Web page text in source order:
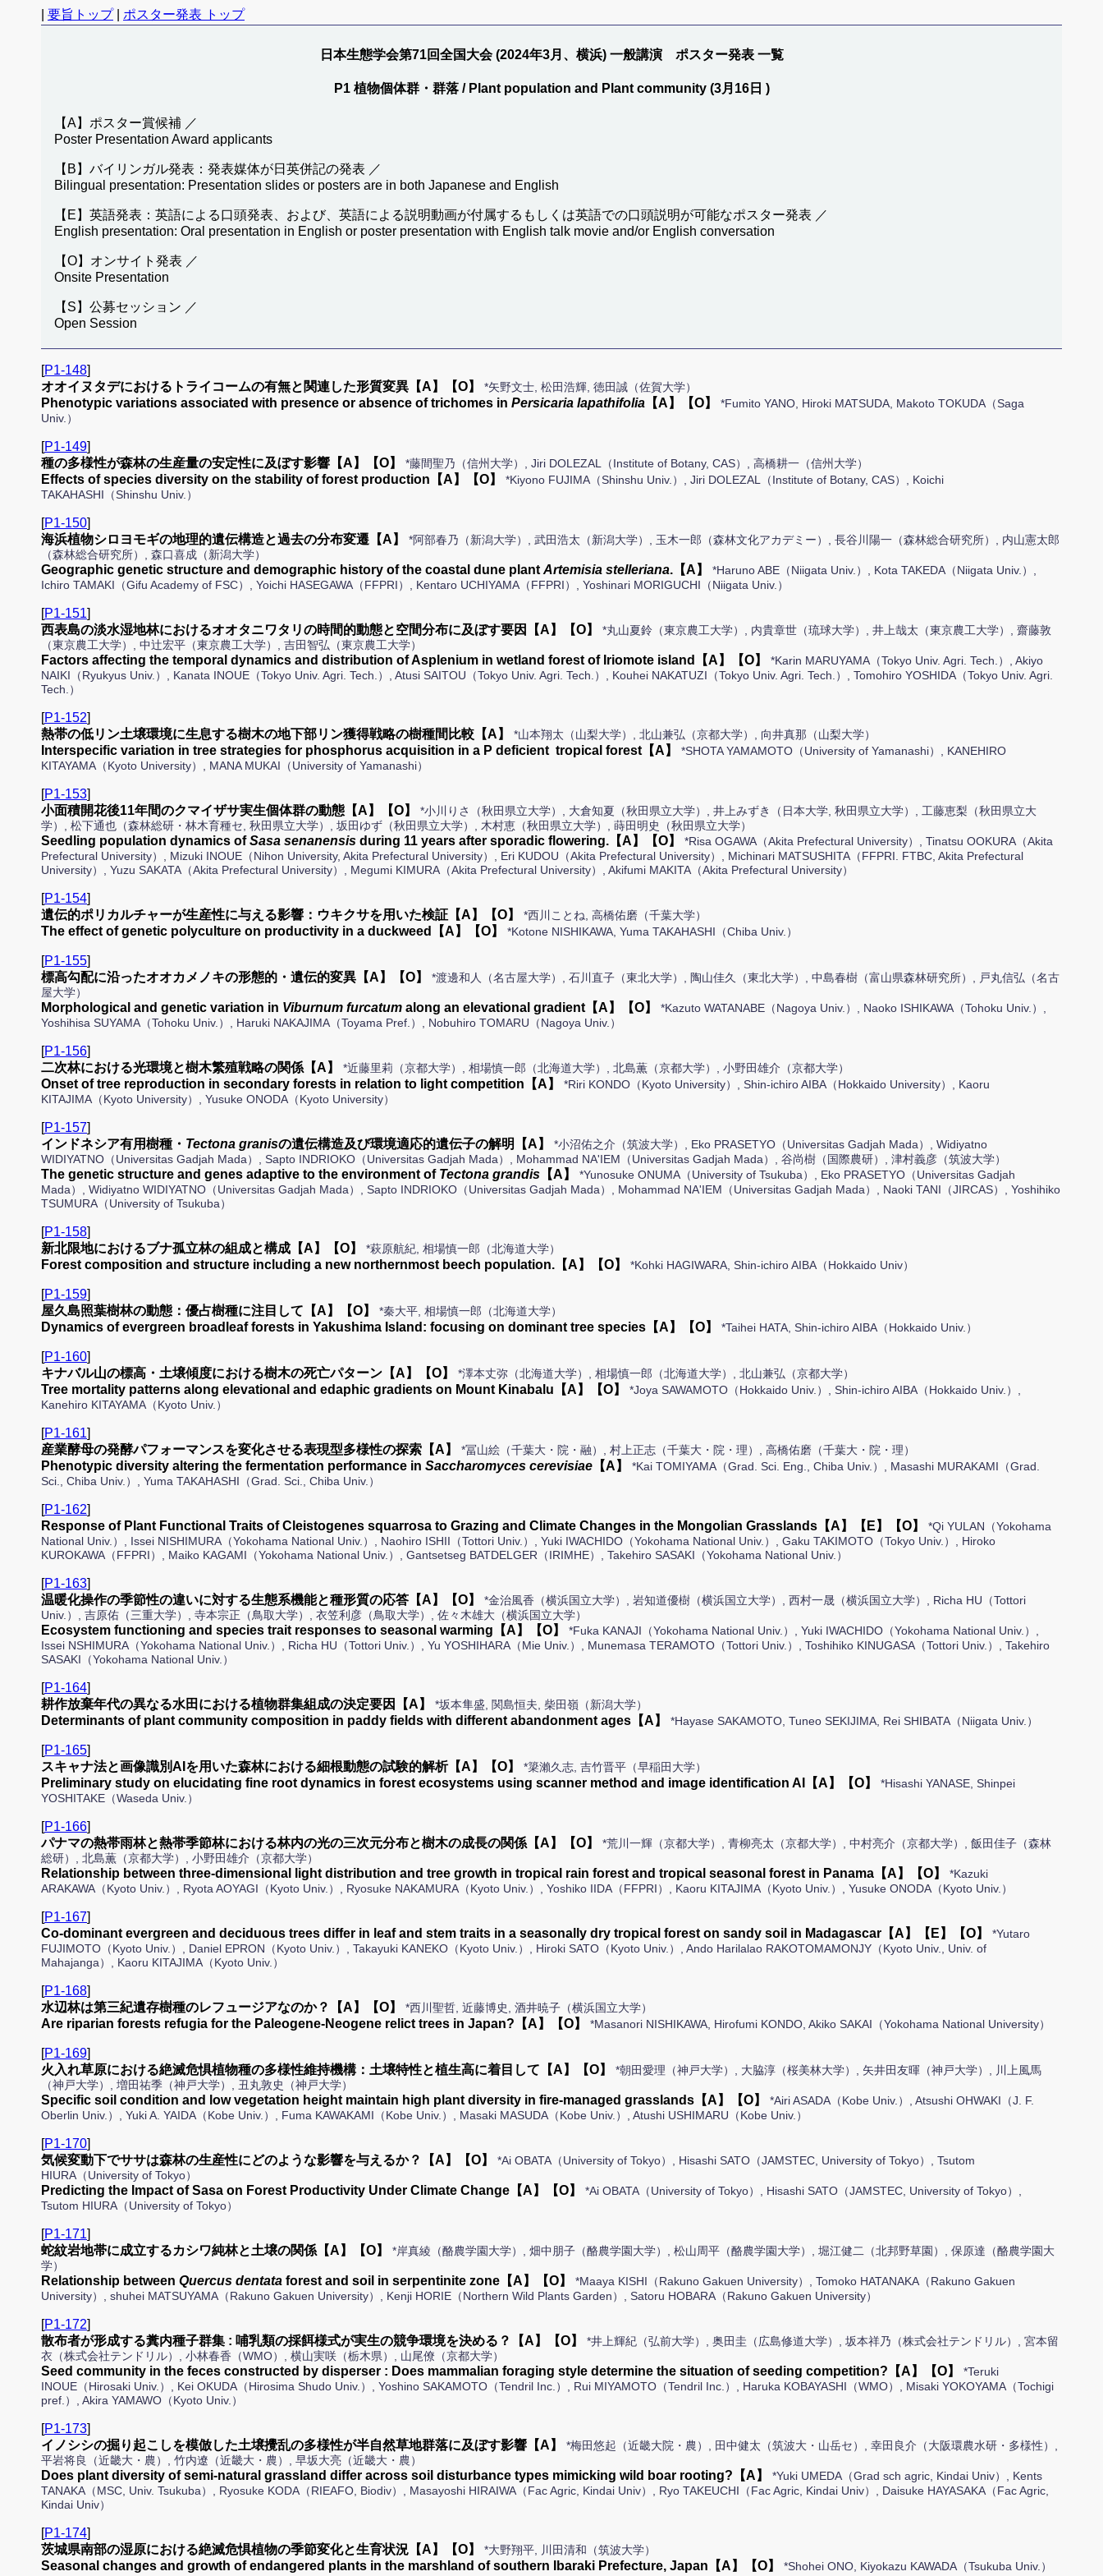
要旨トップ| ポスター発表 トップ
日本生態学会第71回全国大会 (2024年3月、横浜) 一般講演 ポスター発表 一覧
P1 植物個体群・群落 / Plant population and Plant community (3月16日 )
【A】ポスター賞候補 ／
Poster Presentation Award applicants
【B】バイリンガル発表：発表媒体が日英併記の発表 ／
Bilingual presentation: Presentation slides or posters are in both Japanese and English
【E】英語発表：英語による口頭発表、および、英語による説明動画が付属するもしくは英語での口頭説明が可能なポスター発表 ／
English presentation: Oral presentation in English or poster presentation with English talk movie and/or English conversation
【O】オンサイト発表 ／
Onsite Presentation
【S】公募セッション ／
Open Session
[P1-148]
オオイヌタデにおけるトライコームの有無と関連した形質変異【A】【O】
*矢野文士, 松田浩輝, 徳田誠（佐賀大学）
Phenotypic variations associated with presence or absence of trichomes in Persicaria lapathifolia 【A】【O】
*Fumito YANO, Hiroki MATSUDA, Makoto TOKUDA（Saga
Univ.）
[P1-149]
種の多様性が森林の生産量の安定性に及ぼす影響【A】【O】
*藤間聖乃（信州大学）, Jiri DOLEZAL（Institute of Botany, CAS）, 高橋耕一（信州大学）
Effects of species diversity on the stability of forest production【A】【O】
*Kiyono FUJIMA（Shinshu Univ.）, Jiri DOLEZAL（Institute of Botany, CAS）, Koichi
TAKAHASHI（Shinshu Univ.）
[P1-150]
海浜植物シロヨモギの地理的遺伝構造と過去の分布変遷【A】
*阿部春乃（新潟大学）, 武田浩太（新潟大学）, 玉木一郎（森林文化アカデミー）, 長谷川陽一（森林総合研究所）, 内山憲太郎
（森林総合研究所）, 森口喜成（新潟大学）
Geographic genetic structure and demographic history of the coastal dune plant Artemisia stelleriana.【A】
*Haruno ABE（Niigata Univ.）, Kota TAKEDA（Niigata Univ.）,
Ichiro TAMAKI（Gifu Academy of FSC）, Yoichi HASEGAWA（FFPRI）, Kentaro UCHIYAMA（FFPRI）, Yoshinari MORIGUCHI（Niigata Univ.）
[P1-151]
西表島の淡水湿地林におけるオオタニワタリの時間的動態と空間分布に及ぼす要因【A】【O】
*丸山夏鈴（東京農工大学）, 内貴章世（琉球大学）, 井上哉太（東京農工大学）, 齋藤敦
（東京農工大学）, 中辻宏平（東京農工大学）, 吉田智弘（東京農工大学）
Factors affecting the temporal dynamics and distribution of Asplenium in wetland forest of Iriomote island【A】【O】
*Karin MARUYAMA（Tokyo Univ. Agri. Tech.）, Akiyo
NAIKI（Ryukyus Univ.）, Kanata INOUE（Tokyo Univ. Agri. Tech.）, Atusi SAITOU（Tokyo Univ. Agri. Tech.）, Kouhei NAKATUZI（Tokyo Univ. Agri. Tech.）, Tomohiro YOSHIDA（Tokyo Univ. Agri.
Tech.）
[P1-152]
熱帯の低リン土壌環境に生息する樹木の地下部リン獲得戦略の樹種間比較【A】
*山本翔太（山梨大学）, 北山兼弘（京都大学）, 向井真那（山梨大学）
Interspecific variation in tree strategies for phosphorus acquisition in a P deficient tropical forest【A】
*SHOTA YAMAMOTO（University of Yamanashi）, KANEHIRO
KITAYAMA（Kyoto University）, MANA MUKAI（University of Yamanashi）
[P1-153]
小面積開花後11年間のクマイザサ実生個体群の動態【A】【O】
*小川りさ（秋田県立大学）, 大倉知夏（秋田県立大学）, 井上みずき（日本大学, 秋田県立大学）, 工藤恵梨（秋田県立大
学）, 松下通也（森林総研・林木育種セ, 秋田県立大学）, 坂田ゆず（秋田県立大学）, 木村恵（秋田県立大学）, 蒔田明史（秋田県立大学）
Seedling population dynamics ofSasa senanensis during 11 years after sporadic flowering.【A】【O】
*Risa OGAWA（Akita Prefectural University）, Tinatsu OOKURA（Akita
Prefectural University）, Mizuki INOUE（Nihon University, Akita Prefectural University）, Eri KUDOU（Akita Prefectural University）, Michinari MATSUSHITA（FFPRI. FTBC, Akita Prefectural
University）, Yuzu SAKATA（Akita Prefectural University）, Megumi KIMURA（Akita Prefectural University）, Akifumi MAKITA（Akita Prefectural University）
[P1-154]
遺伝的ポリカルチャーが生産性に与える影響：ウキクサを用いた検証【A】【O】
*西川ことね, 高橋佑磨（千葉大学）
The effect of genetic polyculture on productivity in a duckweed【A】【O】 *Kotone NISHIKAWA, Yuma TAKAHASHI（Chiba Univ.）
[P1-155]
標高勾配に沿ったオオカメノキの形態的・遺伝的変異【A】【O】
*渡邊和人（名古屋大学）, 石川直子（東北大学）, 陶山佳久（東北大学）, 中島春樹（富山県森林研究所）, 戸丸信弘（名古
屋大学）
Morphological and genetic variation in Viburnum furcatum along an elevational gradient【A】【O】
*Kazuto WATANABE（Nagoya Univ.）, Naoko ISHIKAWA（Tohoku Univ.）,
Yoshihisa SUYAMA（Tohoku Univ.）, Haruki NAKAJIMA（Toyama Pref.）, Nobuhiro TOMARU（Nagoya Univ.）
[P1-156]
二次林における光環境と樹木繁殖戦略の関係【A】
*近藤里莉（京都大学）, 相場慎一郎（北海道大学）, 北島薫（京都大学）, 小野田雄介（京都大学）
Onset of tree reproduction in secondary forests in relation to light competition【A】
*Riri KONDO（Kyoto University）, Shin-ichiro AIBA（Hokkaido University）, Kaoru
KITAJIMA（Kyoto University）, Yusuke ONODA（Kyoto University）
[P1-157]
インドネシア有用樹種・ Tectona granisの遺伝構造及び環境適応的遺伝子の解明【A】
*小沼佑之介（筑波大学）, Eko PRASETYO（Universitas Gadjah Mada）, Widiyatno
WIDIYATNO（Universitas Gadjah Mada）, Sapto INDRIOKO（Universitas Gadjah Mada）, Mohammad NA'IEM（Universitas Gadjah Mada）, 谷尚樹（国際農研）, 津村義彦（筑波大学）
The genetic structure and genes adaptive to the environment of Tectona grandis 【A】
*Yunosuke ONUMA（University of Tsukuba）, Eko PRASETYO（Universitas Gadjah
Mada）, Widiyatno WIDIYATNO（Universitas Gadjah Mada）, Sapto INDRIOKO（Universitas Gadjah Mada）, Mohammad NA'IEM（Universitas Gadjah Mada）, Naoki TANI（JIRCAS）, Yoshihiko
TSUMURA（University of Tsukuba）
[P1-158]
新北限地におけるブナ孤立林の組成と構成【A】【O】
*萩原航紀, 相場慎一郎（北海道大学）
Forest composition and structure including a new northernmost beech population.【A】【O】 *Kohki HAGIWARA, Shin-ichiro AIBA（Hokkaido Univ）
[P1-159]
屋久島照葉樹林の動態：優占樹種に注目して【A】【O】
*秦大平, 相場慎一郎（北海道大学）
Dynamics of evergreen broadleaf forests in Yakushima Island: focusing on dominant tree species【A】【O】 *Taihei HATA, Shin-ichiro AIBA（Hokkaido Univ.）
[P1-160]
キナバル山の標高・土壌傾度における樹木の死亡パターン【A】【O】
*澤本丈弥（北海道大学）, 相場慎一郎（北海道大学）, 北山兼弘（京都大学）
Tree mortality patterns along elevational and edaphic gradients on Mount Kinabalu【A】【O】
*Joya SAWAMOTO（Hokkaido Univ.）, Shin-ichiro AIBA（Hokkaido Univ.）,
Kanehiro KITAYAMA（Kyoto Univ.）
[P1-161]
産業酵母の発酵パフォーマンスを変化させる表現型多様性の探索【A】
*冨山絵（千葉大・院・融）, 村上正志（千葉大・院・理）, 高橋佑磨（千葉大・院・理）
Phenotypic diversity altering the fermentation performance in Saccharomyces cerevisiae 【A】
*Kai TOMIYAMA（Grad. Sci. Eng., Chiba Univ.）, Masashi MURAKAMI（Grad.
Sci., Chiba Univ.）, Yuma TAKAHASHI（Grad. Sci., Chiba Univ.）
[P1-162]
Response of Plant Functional Traits of Cleistogenes squarrosa to Grazing and Climate Changes in the Mongolian Grasslands【A】【E】【O】
*Qi YULAN（Yokohama
National Univ.）, Issei NISHIMURA（Yokohama National Univ.）, Naohiro ISHII（Tottori Univ.）, Yuki IWACHIDO（Yokohama National Univ.）, Gaku TAKIMOTO（Tokyo Univ.）, Hiroko
KUROKAWA（FFPRI）, Maiko KAGAMI（Yokohama National Univ.）, Gantsetseg BATDELGER（IRIMHE）, Takehiro SASAKI（Yokohama National Univ.）
[P1-163]
温暖化操作の季節性の違いに対する生態系機能と種形質の応答【A】【O】
*金治風香（横浜国立大学）, 岩知道優樹（横浜国立大学）, 西村一晟（横浜国立大学）, Richa HU（Tottori
Univ.）, 吉原佑（三重大学）, 寺本宗正（鳥取大学）, 衣笠利彦（鳥取大学）, 佐々木雄大（横浜国立大学）
Ecosystem functioning and species trait responses to seasonal warming【A】【O】
*Fuka KANAJI（Yokohama National Univ.）, Yuki IWACHIDO（Yokohama National Univ.）,
Issei NSHIMURA（Yokohama National Univ.）, Richa HU（Tottori Univ.）, Yu YOSHIHARA（Mie Univ.）, Munemasa TERAMOTO（Tottori Univ.）, Toshihiko KINUGASA（Tottori Univ.）, Takehiro
SASAKI（Yokohama National Univ.）
[P1-164]
耕作放棄年代の異なる水田における植物群集組成の決定要因【A】
*坂本隼盛, 関島恒夫, 柴田嶺（新潟大学）
Determinants of plant community composition in paddy fields with different abandonment ages【A】 *Hayase SAKAMOTO, Tuneo SEKIJIMA, Rei SHIBATA（Niigata Univ.）
[P1-165]
スキャナ法と画像識別AIを用いた森林における細根動態の試験的解析【A】【O】
*簗瀨久志, 吉竹晋平（早稲田大学）
Preliminary study on elucidating fine root dynamics in forest ecosystems using scanner method and image identification AI【A】【O】
*Hisashi YANASE, Shinpei
YOSHITAKE（Waseda Univ.）
[P1-166]
パナマの熱帯雨林と熱帯季節林における林内の光の三次元分布と樹木の成長の関係【A】【O】
*荒川一輝（京都大学）, 青柳亮太（京都大学）, 中村亮介（京都大学）, 飯田佳子（森林
総研）, 北島薫（京都大学）, 小野田雄介（京都大学）
Relationship between three-dimensional light distribution and tree growth in tropical rain forest and tropical seasonal forest in Panama【A】【O】
*Kazuki
ARAKAWA（Kyoto Univ.）, Ryota AOYAGI（Kyoto Univ.）, Ryosuke NAKAMURA（Kyoto Univ.）, Yoshiko IIDA（FFPRI）, Kaoru KITAJIMA（Kyoto Univ.）, Yusuke ONODA（Kyoto Univ.）
[P1-167]
Co-dominant evergreen and deciduous trees differ in leaf and stem traits in a seasonally dry tropical forest on sandy soil in Madagascar【A】【E】【O】
*Yutaro
FUJIMOTO（Kyoto Univ.）, Daniel EPRON（Kyoto Univ.）, Takayuki KANEKO（Kyoto Univ.）, Hiroki SATO（Kyoto Univ.）, Ando Harilalao RAKOTOMAMONJY（Kyoto Univ., Univ. of
Mahajanga）, Kaoru KITAJIMA（Kyoto Univ.）
[P1-168]
水辺林は第三紀遺存樹種のレフュージアなのか？【A】【O】
*西川聖哲, 近藤博史, 酒井暁子（横浜国立大学）
Are riparian forests refugia for the Paleogene-Neogene relict trees in Japan?【A】【O】 *Masanori NISHIKAWA, Hirofumi KONDO, Akiko SAKAI（Yokohama National University）
[P1-169]
火入れ草原における絶滅危惧植物種の多様性維持機構：土壌特性と植生高に着目して【A】【O】
*朝田愛理（神戸大学）, 大脇淳（桜美林大学）, 矢井田友暉（神戸大学）, 川上風馬
（神戸大学）, 増田祐季（神戸大学）, 丑丸敦史（神戸大学）
Specific soil condition and low vegetation height maintain high plant diversity in fire-managed grasslands【A】【O】
*Airi ASADA（Kobe Univ.）, Atsushi OHWAKI（J. F.
Oberlin Univ.）, Yuki A. YAIDA（Kobe Univ.）, Fuma KAWAKAMI（Kobe Univ.）, Masaki MASUDA（Kobe Univ.）, Atushi USHIMARU（Kobe Univ.）
[P1-170]
気候変動下でササは森林の生産性にどのような影響を与えるか？【A】【O】
*Ai OBATA（University of Tokyo）, Hisashi SATO（JAMSTEC, University of Tokyo）, Tsutom
HIURA（University of Tokyo）
Predicting the Impact of Sasa on Forest Productivity Under Climate Change【A】【O】
*Ai OBATA（University of Tokyo）, Hisashi SATO（JAMSTEC, University of Tokyo）,
Tsutom HIURA（University of Tokyo）
[P1-171]
蛇紋岩地帯に成立するカシワ純林と土壌の関係【A】【O】
*岸真綾（酪農学園大学）, 畑中朋子（酪農学園大学）, 松山周平（酪農学園大学）, 堀江健二（北邦野草園）, 保原達（酪農学園大
学）
Relationship between Quercus dentata forest and soil in serpentinite zone【A】【O】
*Maaya KISHI（Rakuno Gakuen University）, Tomoko HATANAKA（Rakuno Gakuen
University）, shuhei MATSUYAMA（Rakuno Gakuen University）, Kenji HORIE（Northern Wild Plants Garden）, Satoru HOBARA（Rakuno Gakuen University）
[P1-172]
散布者が形成する糞内種子群集 : 哺乳類の採餌様式が実生の競争環境を決める？【A】【O】
*井上輝紀（弘前大学）, 奥田圭（広島修道大学）, 坂本祥乃（株式会社テンドリル）, 宮本留
衣（株式会社テンドリル）, 小林春香（WMO）, 横山実咲（栃木県）, 山尾僚（京都大学）
Seed community in the feces constructed by disperser : Does mammalian foraging style determine the situation of seeding competition?【A】【O】
*Teruki
INOUE（Hirosaki Univ.）, Kei OKUDA（Hirosima Shudo Univ.）, Yoshino SAKAMOTO（Tendril Inc.）, Rui MIYAMOTO（Tendril Inc.）, Haruka KOBAYASHI（WMO）, Misaki YOKOYAMA（Tochigi
pref.）, Akira YAMAWO（Kyoto Univ.）
[P1-173]
イノシシの掘り起こしを模倣した土壌攪乱の多様性が半自然草地群落に及ぼす影響【A】
*梅田悠起（近畿大院・農）, 田中健太（筑波大・山岳セ）, 幸田良介（大阪環農水研・多様性）,
平岩将良（近畿大・農）, 竹内遼（近畿大・農）, 早坂大亮（近畿大・農）
Does plant diversity of semi-natural grassland differ across soil disturbance types mimicking wild boar rooting?【A】
*Yuki UMEDA（Grad sch agric, Kindai Univ）, Kents
TANAKA（MSC, Univ. Tsukuba）, Ryosuke KODA（RIEAFO, Biodiv）, Masayoshi HIRAIWA（Fac Agric, Kindai Univ）, Ryo TAKEUCHI（Fac Agric, Kindai Univ）, Daisuke HAYASAKA（Fac Agric,
Kindai Univ）
[P1-174]
茨城県南部の湿原における絶滅危惧植物の季節変化と生育状況【A】【O】
*大野翔平, 川田清和（筑波大学）
Seasonal changes and growth of endangered plants in the marshland of southern Ibaraki Prefecture, Japan【A】【O】 *Shohei ONO, Kiyokazu KAWADA（Tsukuba Univ.）